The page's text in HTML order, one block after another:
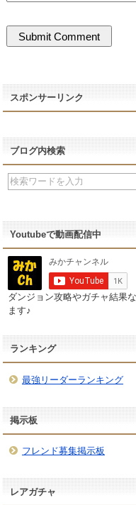
スポンサーリンク
ブログ内検索
Youtubeで動画配信中
ダンジョン攻略やガチャ結果
ます♪
ランキング
最強リーダーランキング
掲示板
フレンド募集掲示板
レアガチャ